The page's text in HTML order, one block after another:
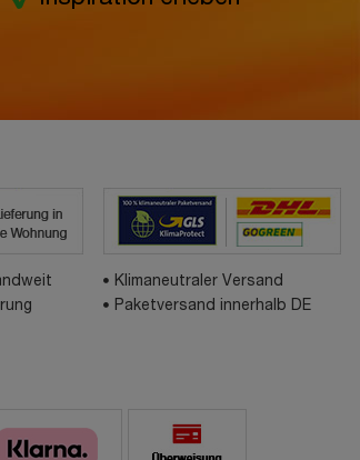
Klimaneutraler Versand
Paketversand innerhalb DE